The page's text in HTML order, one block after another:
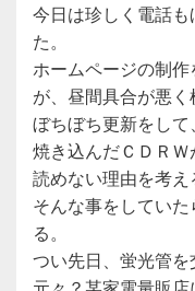
今日は珍しく電話
た。
ホームページの制
が、昼間具合が悪く
ぼちぼち更新をし
焼き込んだＣＤＲ
読めない理由を考え
そんな事をしてい
る。
つい先日、蛍光管を